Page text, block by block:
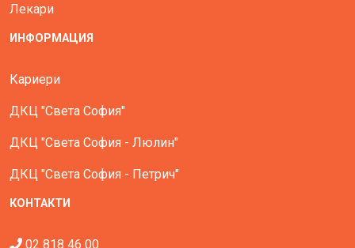
Лекари
ИНФОРМАЦИЯ
Кариери
ДКЦ "Света София"
ДКЦ "Света София - Люлин"
ДКЦ "Света София - Петрич"
КОНТАКТИ
02 818 46 00